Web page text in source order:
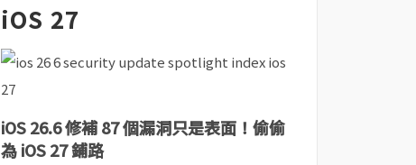
iOS 27
iOS 26.6 修補 87 個漏洞只是表面！偷偷
為 iOS 27 鋪路